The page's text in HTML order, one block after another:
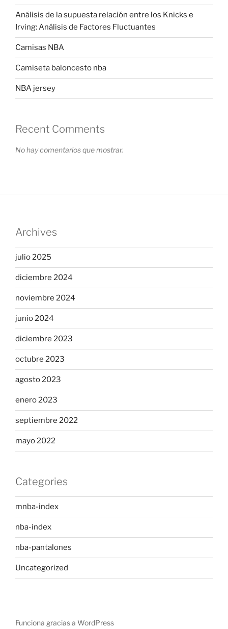
Análisis de la supuesta relación entre los Knicks e
Irving: Análisis de Factores Fluctuantes
Camisas NBA
Camiseta baloncesto nba
NBA jersey
Recent Comments
No hay comentarios que mostrar.
Archives
julio 2025
diciembre 2024
noviembre 2024
junio 2024
diciembre 2023
octubre 2023
agosto 2023
enero 2023
septiembre 2022
mayo 2022
Categories
mnba-index
nba-index
nba-pantalones
Uncategorized
Funciona gracias a WordPress